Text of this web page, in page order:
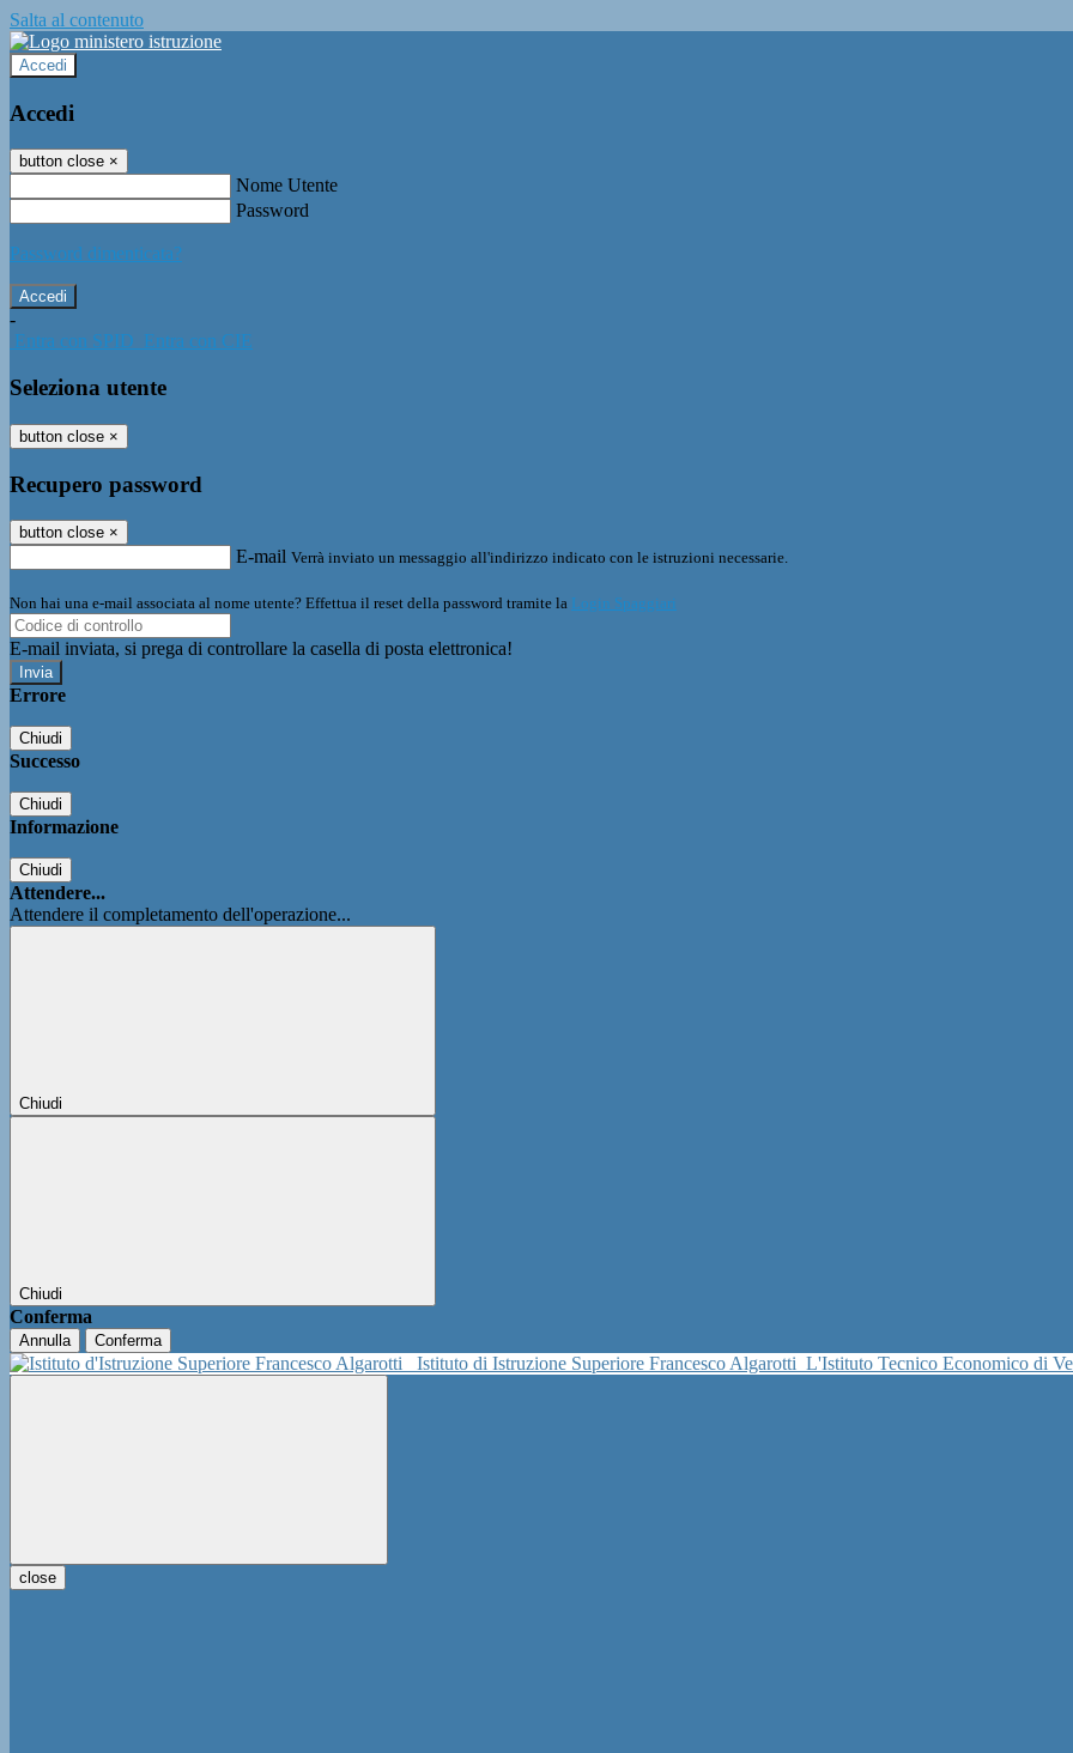
Salta al contenuto
Accedi
Accedi
button close ×
Nome Utente
Password
Password dimenticata?
-
Entra con SPID Entra con CIE
Seleziona utente
button close ×
Recupero password
button close ×
E-mail Verrà inviato un messaggio all'indirizzo indicato con le istruzioni necessarie.
Non hai una e-mail associata al nome utente? Effettua il reset della password tramite la Login Spaggiari
E-mail inviata, si prega di controllare la casella di posta elettronica!
Errore
Chiudi
Successo
Chiudi
Informazione
Chiudi
Attendere...
Attendere il completamento dell'operazione...
Chiudi
Chiudi
Conferma
Annulla Conferma
Istituto di Istruzione Superiore Francesco Algarotti L'Istituto Tecnico Economico di
close